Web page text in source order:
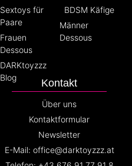
Sextoys für
Paare
Frauen
Dessous
DARKtoyzzz
Blog
BDSM Käfige
Männer
Dessous
Kontakt
Über uns
Kontaktformular
Newsletter
E-Mail: office@darktoyzzz.at